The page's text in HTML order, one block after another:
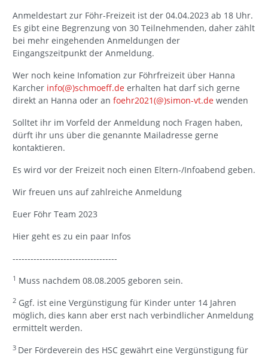
Anmeldestart zur Föhr-Freizeit ist der 04.04.2023 ab 18 Uhr.
Es gibt eine Begrenzung von 30 Teilnehmenden, daher zählt
bei mehr eingehenden Anmeldungen der
Eingangszeitpunkt der Anmeldung.
Wer noch keine Infomation zur Föhrfreizeit über Hanna
Karcher info(@)schmoeff.de erhalten hat darf sich gerne
direkt an Hanna oder an foehr2021(@)simon-vt.de wenden
Solltet ihr im Vorfeld der Anmeldung noch Fragen haben,
dürft ihr uns über die genannte Mailadresse gerne
kontaktieren.
Es wird vor der Freizeit noch einen Eltern-/Infoabend geben.
Wir freuen uns auf zahlreiche Anmeldung
Euer Föhr Team 2023
Hier geht es zu ein paar Infos​​​​​​​
-----------------------------------
1 Muss nachdem 08.08.2005 geboren sein.
2 Ggf. ist eine Vergünstigung für Kinder unter 14 Jahren
möglich, dies kann aber erst nach verbindlicher Anmeldung
ermittelt werden.
3 Der Fördeverein des HSC gewährt eine Vergünstigung für